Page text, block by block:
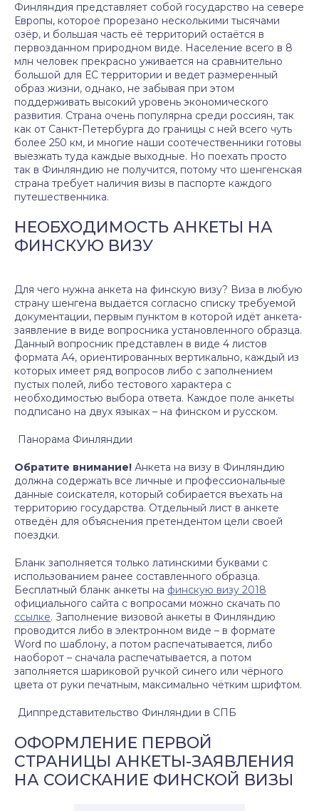
Финляндия представляет собой государство на севере
Европы, которое прорезано несколькими тысячами
озёр, и большая часть её территорий остаётся в
первозданном природном виде. Население всего в 8
млн человек прекрасно уживается на сравнительно
большой для ЕС территории и ведет размеренный
образ жизни, однако, не забывая при этом
поддерживать высокий уровень экономического
развития. Страна очень популярна среди россиян, так
как от Санкт-Петербурга до границы с ней всего чуть
более 250 км, и многие наши соотечественники готовы
выезжать туда каждые выходные. Но поехать просто
так в Финляндию не получится, потому что шенгенская
страна требует наличия визы в паспорте каждого
путешественника.
НЕОБХОДИМОСТЬ АНКЕТЫ НА
ФИНСКУЮ ВИЗУ
Для чего нужна анкета на финскую визу? Виза в любую
страну шенгена выдаётся согласно списку требуемой
документации, первым пунктом в которой идёт анкета-
заявление в виде вопросника установленного образца.
Данный вопросник представлен в виде 4 листов
формата А4, ориентированных вертикально, каждый из
которых имеет ряд вопросов либо с заполнением
пустых полей, либо тестового характера с
необходимостью выбора ответа. Каждое поле анкеты
подписано на двух языках – на финском и русском.
Панорама Финляндии
Обратите внимание! Анкета на визу в Финляндию
должна содержать все личные и профессиональные
данные соискателя, который собирается въехать на
территорию государства. Отдельный лист в анкете
отведён для объяснения претендентом цели своей
поездки.
Бланк заполняется только латинскими буквами с
использованием ранее составленного образца.
Бесплатный бланк анкеты на финскую визу 2018
официального сайта с вопросами можно скачать по
ссылке. Заполнение визовой анкеты в Финляндию
проводится либо в электронном виде – в формате
Word по шаблону, а потом распечатывается, либо
наоборот – сначала распечатывается, а потом
заполняется шариковой ручкой синего или чёрного
цвета от руки печатным, максимально чётким шрифтом.
Диппредставительство Финляндии в СПБ
ОФОРМЛЕНИЕ ПЕРВОЙ
СТРАНИЦЫ АНКЕТЫ-ЗАЯВЛЕНИЯ
НА СОИСКАНИЕ ФИНСКОЙ ВИЗЫ